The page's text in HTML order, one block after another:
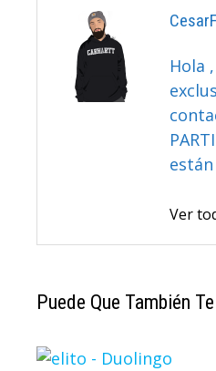
Hola
Ver
Puede Que También